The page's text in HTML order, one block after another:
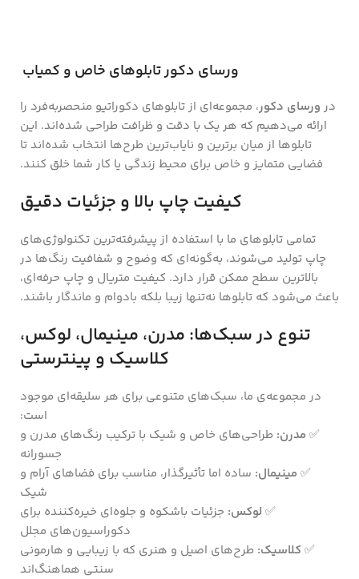
ورسای دکور تابلوهای خاص و کمیاب
در ورسای دکور، مجموعه‌ای از تابلوهای دکوراتیو منحصر‌به‌فرد را
ارائه می‌دهیم که هر یک با دقت و ظرافت طراحی شده‌اند. این
تابلوها از میان برترین و نایاب‌ترین طرح‌ها انتخاب شده‌اند تا
فضایی متمایز و خاص برای محیط زندگی یا کار شما خلق کنند.
کیفیت چاپ بالا و جزئیات دقیق
تمامی تابلوهای ما با استفاده از پیشرفته‌ترین تکنولوژی‌های
چاپ تولید می‌شوند، به‌گونه‌ای که وضوح و شفافیت رنگ‌ها در
بالاترین سطح ممکن قرار دارد. کیفیت متریال و چاپ حرفه‌ای،
باعث می‌شود که تابلوها نه‌تنها زیبا بلکه بادوام و ماندگار باشند.
تنوع در سبک‌ها: مدرن، مینیمال، لوکس،
کلاسیک و پینترستی
در مجموعه‌ی ما، سبک‌های متنوعی برای هر سلیقه‌ای موجود
است:
✅ مدرن: طراحی‌های خاص و شیک با ترکیب رنگ‌های مدرن و
جسورانه
✅ مینیمال: ساده اما تأثیرگذار، مناسب برای فضاهای آرام و
شیک
✅ لوکس: جزئیات باشکوه و جلوه‌ای خیره‌کننده برای
دکوراسیون‌های مجلل
✅ کلاسیک: طرح‌های اصیل و هنری که با زیبایی و هارمونی
سنتی هماهنگ‌اند